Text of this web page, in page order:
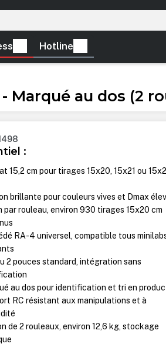
Hotline
Marqué au dos (2
:
15,2 cm pour tirages 15x20, 15x21 ou
brillante pour couleurs vives et Dmax
par rouleau, environ 930 tirages 15x20 cm
RA-4 universel, compatible tous
2 pouces standard, intégration sans
au dos pour identification et tri en
RC résistant aux manipulations et à
de 2 rouleaux, environ 12,6 kg, stockage